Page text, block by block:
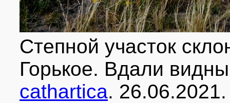
Степной участок
Горькое. Вдали
cathartica.